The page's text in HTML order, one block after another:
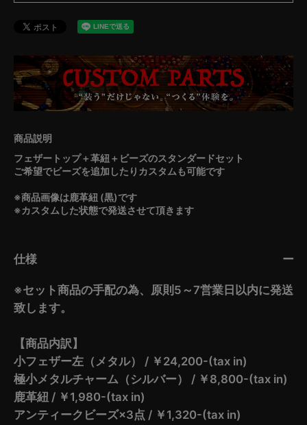
フェザートップ＋革紐＋ビーズのスタンダードセット
ご希望でビーズを追加したりカスタムも可能です
※商品画像は鹿革紐 (黒)です
※カスタムした状態で発送させて頂きます
仕様
※セット商品の手配の為、原則5～7営業日以内に発送
致します。
【商品内訳】
小フェザー左（メタル） / ￥24,200-(tax in)
極小メタルチャーム（シルバー） / ￥8,800-(tax in)
鹿革紐 / ￥1,980-(tax in)
アンティークビーズ×3点 / ￥1,320-(tax in)